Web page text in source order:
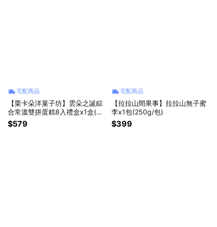
宅配商品
【栗卡朵洋菓子坊】雲朵之誕綜
合常溫雙拼蛋糕8入禮盒x1盒(季
節口味隨機_旅行蛋糕x4+棉花蛋
糕x4)
$579
宅配商品
【拉拉山間果事】拉拉山無子蜜
李x1包(250g/包)
$399